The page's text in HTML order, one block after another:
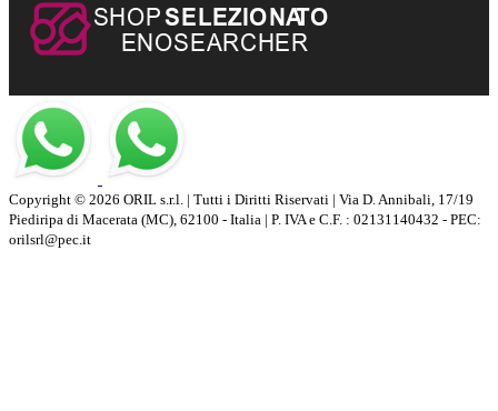
Copyright © 2026 ORIL s.r.l. | Tutti i Diritti Riservati | Via D. Annibali, 17/19
Piediripa di Macerata (MC), 62100 - Italia | P. IVA e C.F. : 02131140432 - PEC:
orilsrl@pec.it